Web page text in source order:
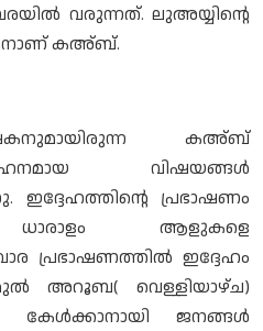
വരുന്നത്. ലുഅയ്യിന്റെ
കഅ്ബ്.
കഅ്ബ്
വിഷയങ്ങള്‍
ഇദ്ദേഹത്തിന്റെ പ്രഭാഷണം
ധാരാളം ആളുകളെ
പ്രഭാഷണത്തില്‍ ഇദ്ദേഹം
അറൂബ( വെള്ളിയാഴ്ച)
ജനങ്ങള്‍